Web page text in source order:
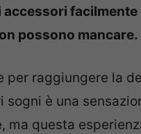
facilmente
possono mancare.
per raggiungere la
sogni è una
ma questa